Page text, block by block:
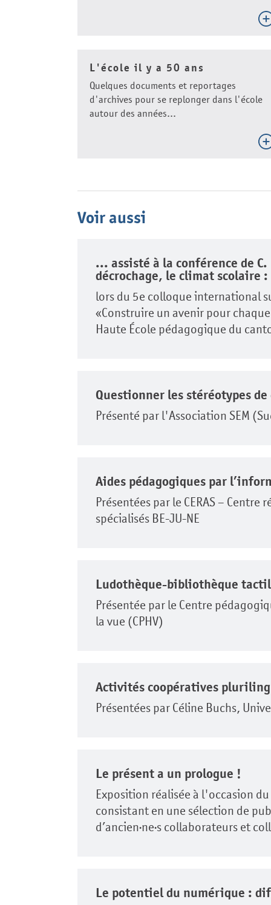
L'école il y a 50 ans
Quelques documents et reportages
d'archives pour se replonger dans l'école
autour des années...
Voir aussi
... assisté à la conférence de
décrochage, le climat scolaire
lors du 5e colloque international
«Construire un avenir pour
Haute École pédagogique du
Questionner les stéréotypes de
Présenté par l'Association SEM
Aides pédagogiques par
Présentées par le CERAS – Centre
spécialisés BE-JU-NE
Ludothèque-bibliothèque
Présentée par le Centre
la vue (CPHV)
Activités coopératives
Présentées par Céline Buchs,
Le présent a un prologue !
Exposition réalisée à l'occasion
consistant en une sélection de
d’ancien·ne·s collaborateurs et
Le potentiel du numérique :